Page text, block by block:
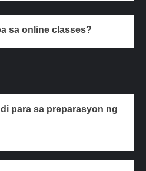
sa online classes?
para sa preparasyon ng